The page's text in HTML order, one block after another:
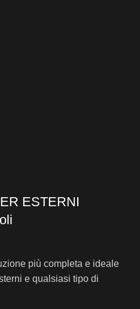
ESTERNI
più completa e ideale
e qualsiasi tipo di